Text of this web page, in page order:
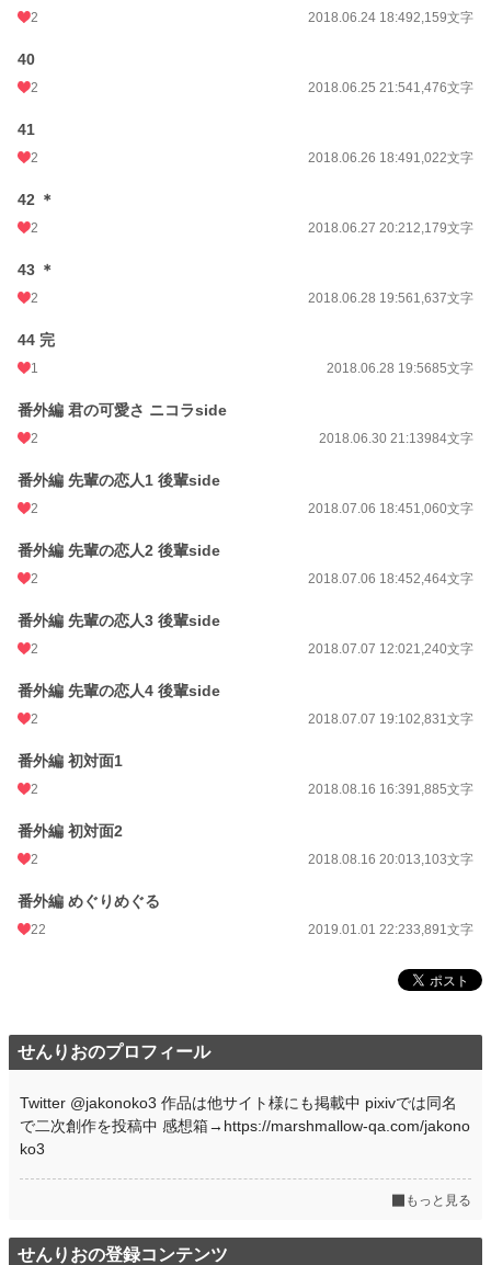
2 2018.06.24 18:492,159文字
40
2 2018.06.25 21:541,476文字
41
2 2018.06.26 18:491,022文字
42 ＊
2 2018.06.27 20:212,179文字
43 ＊
2 2018.06.28 19:561,637文字
44 完
1 2018.06.28 19:5685文字
番外編 君の可愛さ ニコラside
2 2018.06.30 21:13984文字
番外編 先輩の恋人1 後輩side
2 2018.07.06 18:451,060文字
番外編 先輩の恋人2 後輩side
2 2018.07.06 18:452,464文字
番外編 先輩の恋人3 後輩side
2 2018.07.07 12:021,240文字
番外編 先輩の恋人4 後輩side
2 2018.07.07 19:102,831文字
番外編 初対面1
2 2018.08.16 16:391,885文字
番外編 初対面2
2 2018.08.16 20:013,103文字
番外編 めぐりめぐる
22 2019.01.01 22:233,891文字
せんりおのプロフィール
Twitter @jakonoko3 作品は他サイト様にも掲載中 pixivでは同名
で二次創作を投稿中 感想箱→https://marshmallow-qa.com/jakono
ko3
もっと見る
せんりおの登録コンテンツ